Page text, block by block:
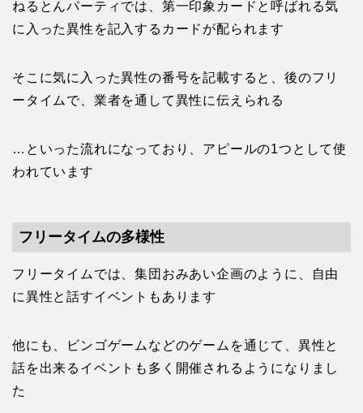
ねるとんパーティでは、第一印象カードと呼ばれる気
に入った異性を記入するカードが配られます
そこに気に入った異性の番号を記載すると、後のフリ
ータイムで、業者を通して異性に伝えられる
…といった流れになっており、アピールの1つとして使
われています
フリータイムの多様性
フリータイムでは、集団おみあい企画のように、自由
に異性と話すイベントもあります
他にも、ビンゴゲームなどのゲームを通じて、異性と
話を出来るイベントも多く開催されるようになりまし
た